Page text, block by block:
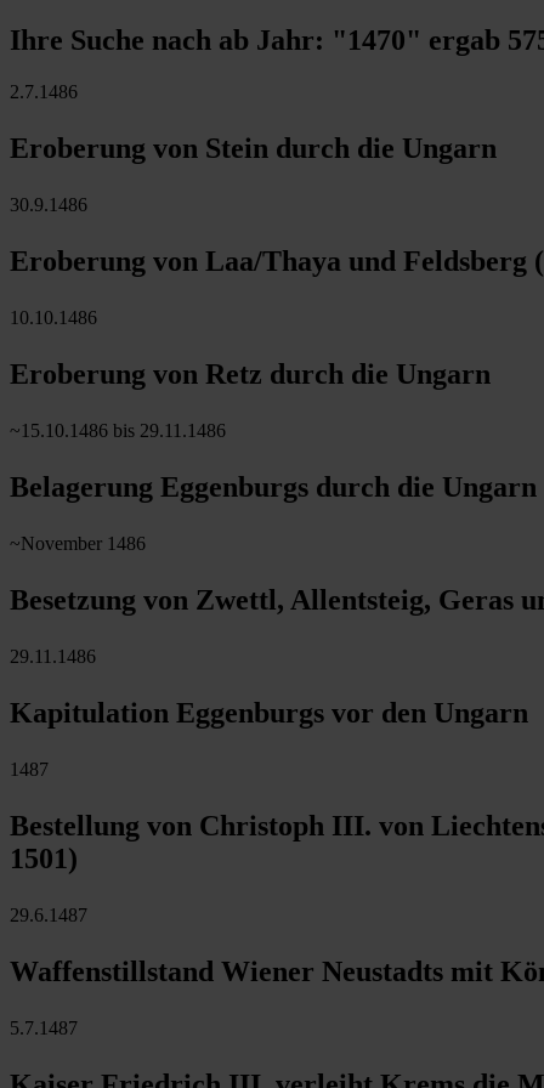
Ihre Suche nach ab Jahr: "1470" ergab
2.7.1486
Eroberung von Stein durch die Ungarn
30.9.1486
Eroberung von Laa/Thaya und Feldsberg
10.10.1486
Eroberung von Retz durch die Ungarn
~15.10.1486 bis 29.11.1486
Belagerung Eggenburgs durch die Ungarn
~November 1486
Besetzung von Zwettl, Allentsteig, Geras
29.11.1486
Kapitulation Eggenburgs vor den Ungarn
1487
Bestellung von Christoph III. von
1501)
29.6.1487
Waffenstillstand Wiener Neustadts mit
5.7.1487